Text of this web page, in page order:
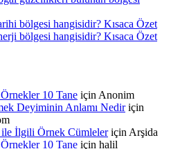
bölgesi hangisidir? Kısaca Özet
bölgesi hangisidir? Kısaca Özet
10 Tane için Anonim
Deyiminin Anlamı Nediriçin
İlgili Örnek Cümleleriçin Arşida
10 Tane için halil